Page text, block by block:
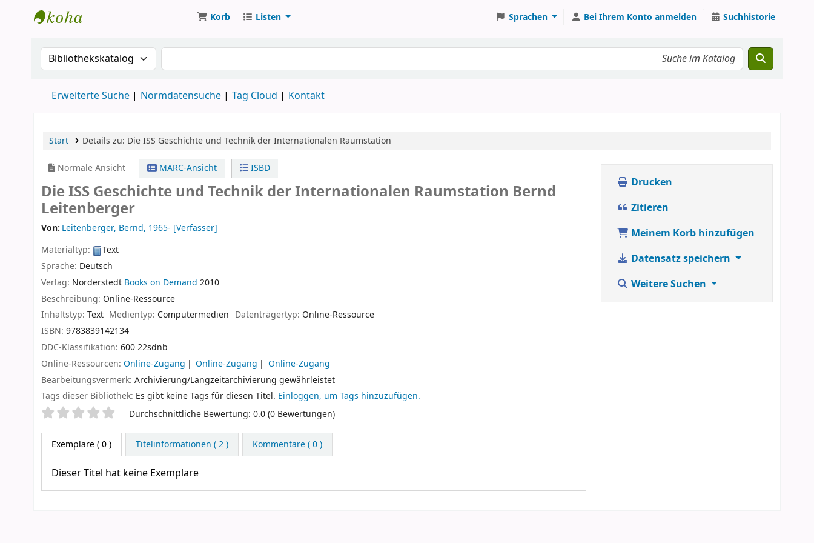
Korb Listen Sprachen Bei Ihrem Konto anmelden Suchhistorie
Suche im Katalog nach:Suche im Katalog
Erweiterte Suche Normdatensuche Tag Cloud Kontakt
Start Details zu: Die ISS Geschichte und Technik der Internationalen Raumstation
Normale Ansicht MARC-Ansicht ISBD
Die ISS Geschichte und Technik der Internationalen Raumstation Bernd
Leitenberger
Von: Leitenberger, Bernd, 1965- [Verfasser]
Materialtyp:
Text
Sprache: Deutsch
Verlag: Norderstedt Books on Demand 2010
Beschreibung: Online-Ressource
Inhaltstyp: Text Medientyp: Computermedien Datenträgertyp: Online-Ressource
ISBN: 9783839142134
DDC-Klassifikation: 600 22sdnb
Online-Ressourcen: Online-Zugang Online-Zugang
Online-Zugang
Bearbeitungsvermerk: Archivierung/Langzeitarchivierung gewährleistet
Tags dieser Bibliothek: Es gibt keine Tags für diesen Titel. Einloggen, um Tags hinzuzufügen.
SternchenbewertungDurchschnittliche Bewertung: 0.0 (0 Bewertungen)
Exemplare( 0 ) Titelinformationen ( 2 ) Kommentare ( 0 )
Dieser Titel hat keine Exemplare
Drucken
Zitieren
Meinem Korb hinzufügen
Datensatz speichern
Weitere Suchen